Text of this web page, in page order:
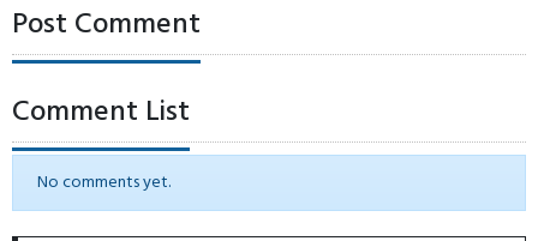
Post Comment
Comment List
No comments yet.